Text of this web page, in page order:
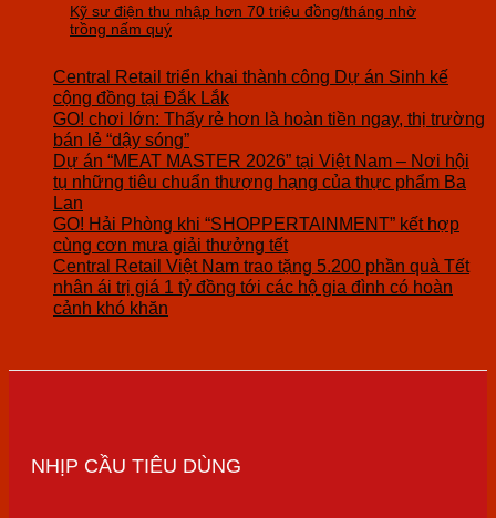
Kỹ sư điện thu nhập hơn 70 triệu đồng/tháng nhờ
trồng nấm quý
Central Retail triển khai thành công Dự án Sinh kế
cộng đồng tại Đắk Lắk
GO! chơi lớn: Thấy rẻ hơn là hoàn tiền ngay, thị trường
bán lẻ “dậy sóng”
Dự án “MEAT MASTER 2026” tại Việt Nam – Nơi hội
tụ những tiêu chuẩn thượng hạng của thực phẩm Ba
Lan
GO! Hải Phòng khi “SHOPPERTAINMENT” kết hợp
cùng cơn mưa giải thưởng tết
Central Retail Việt Nam trao tặng 5.200 phần quà Tết
nhân ái trị giá 1 tỷ đồng tới các hộ gia đình có hoàn
cảnh khó khăn
NHỊP CẦU TIÊU DÙNG